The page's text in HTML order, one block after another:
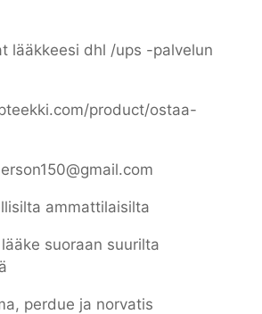
lääkkeesi dhl /ups -palvelun
product/ostaa-
ammattilaisilta
suoraan suurilta
perdue ja norvatis